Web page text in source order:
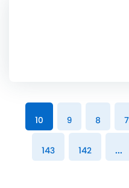
9
10
142
143